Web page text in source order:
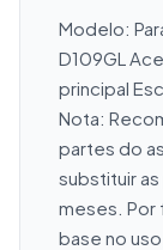
Modelo:
D109GL
principal
Nota:
partes do
substituir
meses. Por
base no